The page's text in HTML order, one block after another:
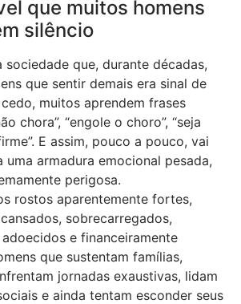
que muitos homens
silêncio
sociedade que, durante décadas,
que sentir demais era sinal de
muitos aprendem frases
chora”, “engole o choro”, “seja
E assim, pouco a pouco, vai
uma armadura emocional pesada,
perigosa.
rostos aparentemente fortes,
sobrecarregados,
e financeiramente
que sustentam famílias,
jornadas exaustivas, lidam
e ainda tentam esconder seus